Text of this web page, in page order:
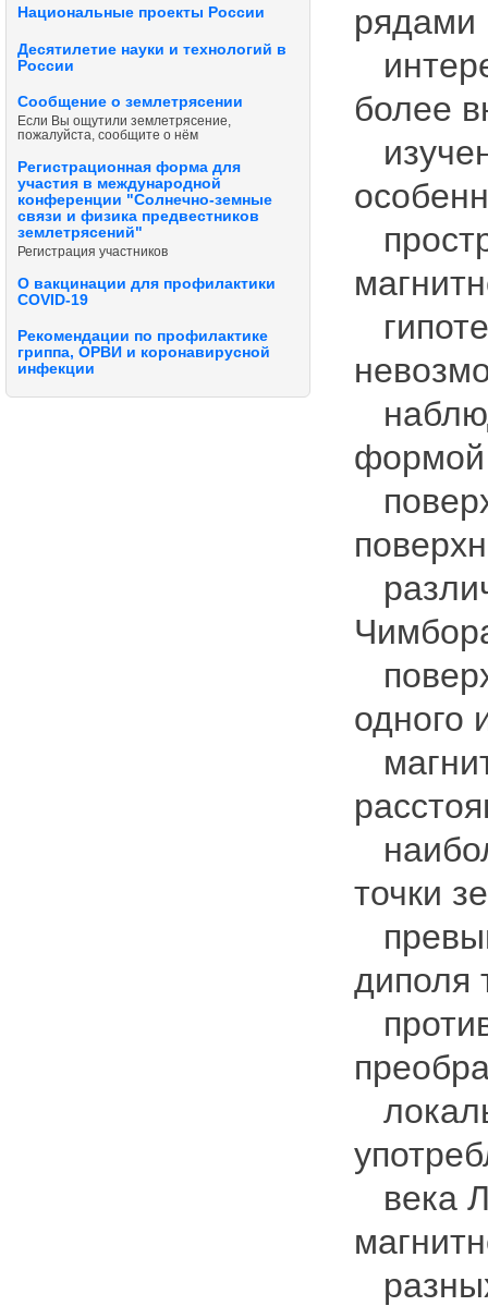
Национальные проекты России
Десятилетие науки и технологий в
России
Сообщение о землетрясении
Если Вы ощутили землетрясение,
пожалуйста, сообщите о нём
Регистрационная форма для
участия в международной
конференции "Солнечно-земные
связи и физика предвестников
землетрясений"
Регистрация участников
О вакцинации для профилактики
COVID-19
Рекомендации по профилактике
гриппа, ОРВИ и коронавирусной
инфекции
рядами
более
одного
точки
диполя
века